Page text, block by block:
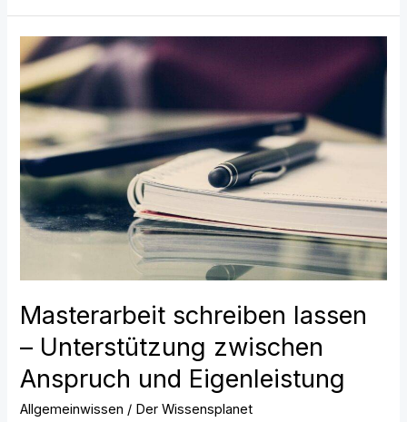
Masterarbeit schreiben lassen
– Unterstützung zwischen
Anspruch und Eigenleistung
Allgemeinwissen / Der Wissensplanet
Masterarbeit
schreiben
lassen
Unterstützung
zwischen
Anspruch
und